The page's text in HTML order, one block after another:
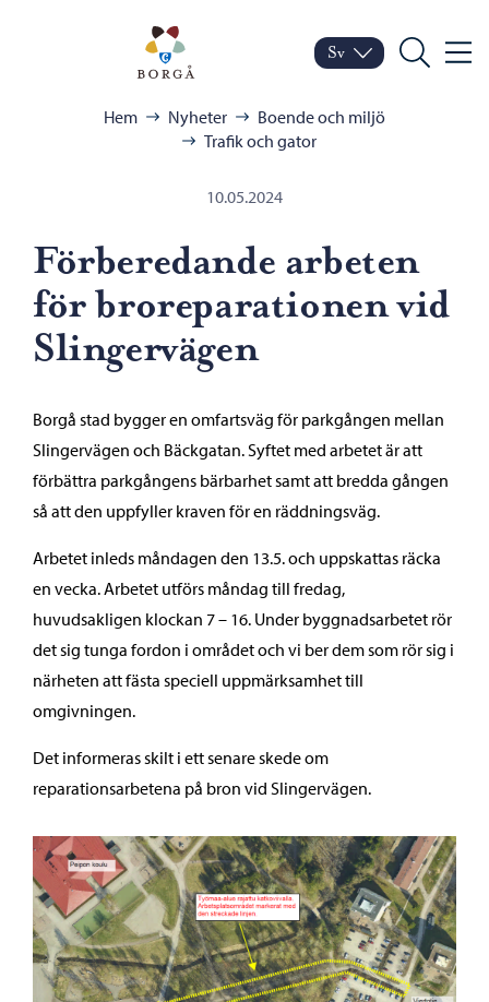
Porvoo – Gå till
Byt språk
Nuvarande språk:
Sv
Sök Meny
Hem Nyheter
Boende och miljö
Trafik och gator
10.05.2024
Förberedande arbeten
för broreparationen vid
Slingervägen
Borgå stad bygger en omfartsväg för parkgången mellan
Slingervägen och Bäckgatan. Syftet med arbetet är att
förbättra parkgångens bärbarhet samt att bredda gången
så att den uppfyller kraven för en räddningsväg.
Arbetet inleds måndagen den 13.5. och uppskattas räcka
en vecka. Arbetet utförs måndag till fredag,
huvudsakligen klockan 7 – 16. Under byggnadsarbetet rör
det sig tunga fordon i området och vi ber dem som rör sig i
närheten att fästa speciell uppmärksamhet till
omgivningen.
Det informeras skilt i ett senare skede om
reparationsarbetena på bron vid Slingervägen.